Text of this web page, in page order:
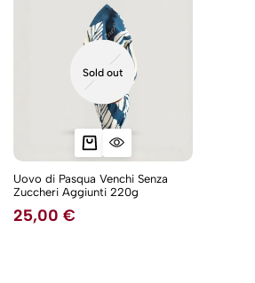
Sold out
Uovo di Pasqua Venchi Senza
Zuccheri Aggiunti 220g
25,00 €
5NEW